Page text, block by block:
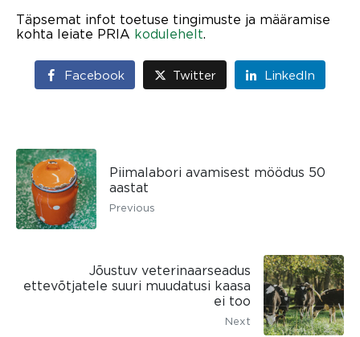
Täpsemat infot toetuse tingimuste ja määramise
kohta leiate PRIA kodulehelt.
Facebook Twitter LinkedIn
Piimalabori avamisest möödus 50
aastat
Previous
Jõustuv veterinaarseadus
ettevõtjatele suuri muudatusi kaasa
ei too
Next